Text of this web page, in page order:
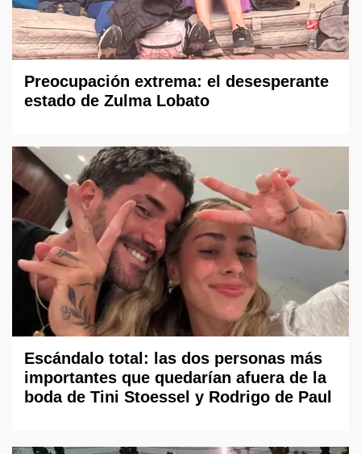
Preocupación extrema: el desesperante
estado de Zulma Lobato
Escándalo total: las dos personas más
importantes que quedarían afuera de la
boda de Tini Stoessel y Rodrigo de Paul